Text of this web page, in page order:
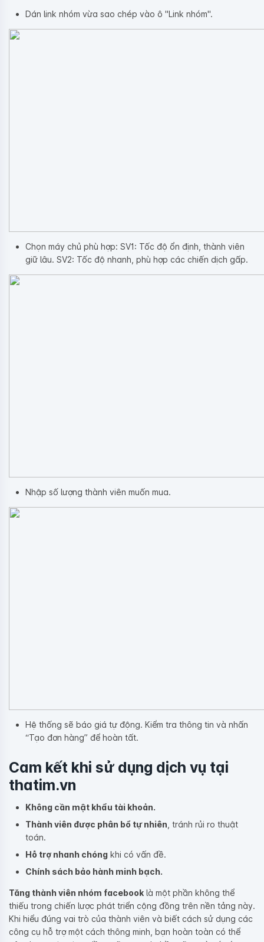
Dán link nhóm vừa sao chép vào ô "Link nhóm".
Chọn máy chủ phù hợp: SV1: Tốc độ ổn định, thành viên
giữ lâu. SV2: Tốc độ nhanh, phù hợp các chiến dịch gấp.
Nhập số lượng thành viên muốn mua.
Hệ thống sẽ báo giá tự động. Kiểm tra thông tin và nhấn
“Tạo đơn hàng” để hoàn tất.
Cam kết khi sử dụng dịch vụ tại
thatim.vn
Không cần mật khẩu tài khoản.
Thành viên được phân bổ tự nhiên , tránh rủi ro thuật
toán.
Hỗ trợ nhanh chóng khi có vấn đề.
Chính sách bảo hành minh bạch.
Tăng thành viên nhóm facebook là một phần không thể
thiếu trong chiến lược phát triển cộng đồng trên nền tảng này.
Khi hiểu đúng vai trò của thành viên và biết cách sử dụng các
công cụ hỗ trợ một cách thông minh, bạn hoàn toàn có thể